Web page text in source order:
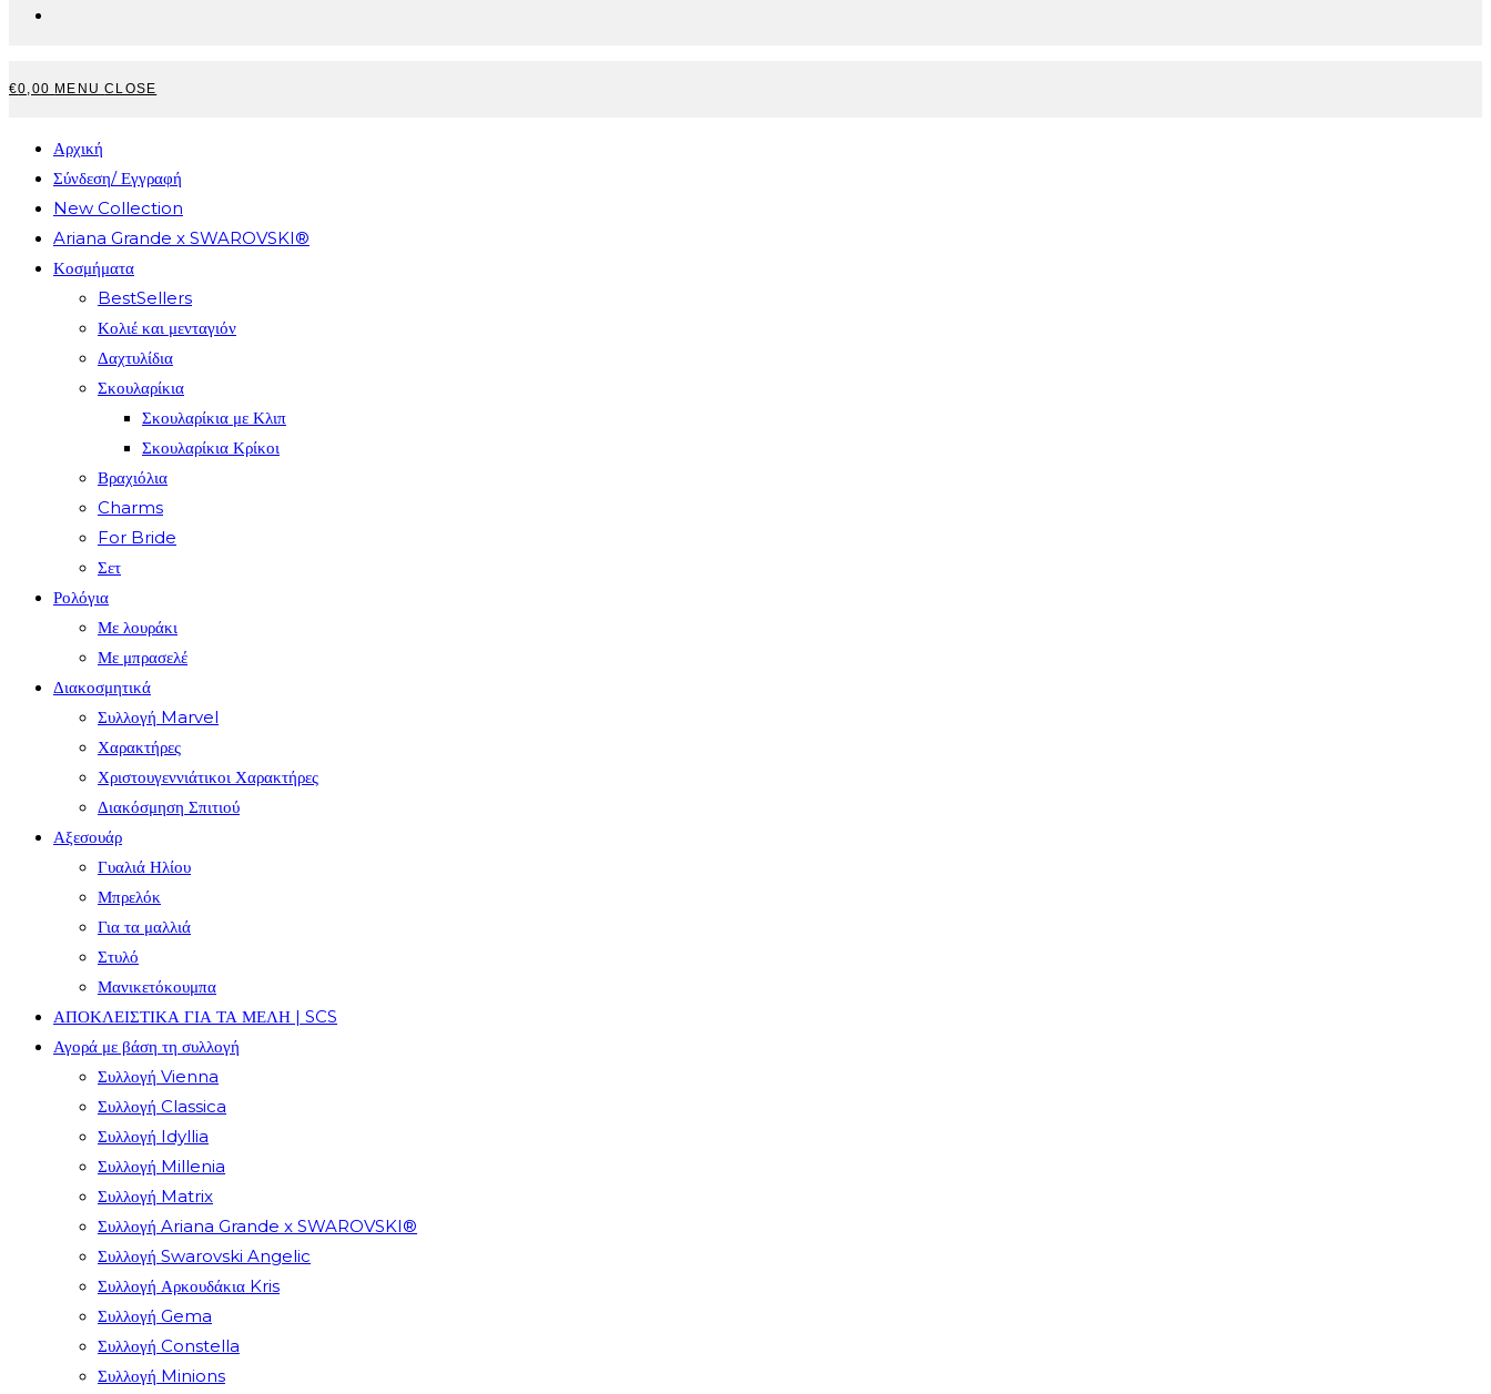
€0,00 MENU CLOSE
Αρχική
Σύνδεση/ Εγγραφή
New Collection
Ariana Grande x SWAROVSKI®
Κοσμήματα
BestSellers
Κολιέ και μενταγιόν
Δαχτυλίδια
Σκουλαρίκια
Σκουλαρίκια με Κλιπ
Σκουλαρίκια Κρίκοι
Βραχιόλια
Charms
For Bride
Σετ
Ρολόγια
Με λουράκι
Με μπρασελέ
Διακοσμητικά
Συλλογή Marvel
Χαρακτήρες
Χριστουγεννιάτικοι Χαρακτήρες
Διακόσμηση Σπιτιού
Αξεσουάρ
Γυαλιά Ηλίου
Μπρελόκ
Για τα μαλλιά
Στυλό
Μανικετόκουμπα
ΑΠΟΚΛΕΙΣΤΙΚΑ ΓΙΑ ΤΑ ΜΕΛΗ | SCS
Αγορά με βάση τη συλλογή
Συλλογή Vienna
Συλλογή Classica
Συλλογή Idyllia
Συλλογή Millenia
Συλλογή Matrix
Συλλογή Ariana Grande x SWAROVSKI®
Συλλογή Swarovski Angelic
Συλλογή Αρκουδάκια Kris
Συλλογή Gema
Συλλογή Constella
Συλλογή Minions